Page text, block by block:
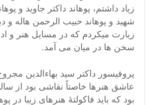
زیاد داشتم، پوهاند داکتر جاوید و
شهید و پوهاند حبیب الرحمن هاله و
زیارت میکردم که در مسایل هنر و
سخن ها در میان می آمد.
پروفیسور داکتر سید بهاءالدین
عاشق هنرها خاصتاً نقاشی بود از
بود که باید فاکولتۀ هنرهای زیبا در